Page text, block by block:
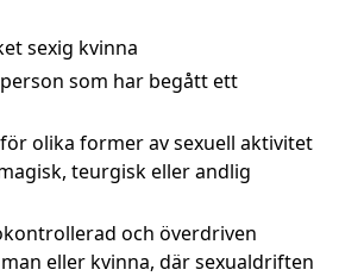
sexig kvinna
person som har begått ett
olika former av sexuell aktivitet
teurgisk eller andlig
och överdriven
eller kvinna, där sexualdriften